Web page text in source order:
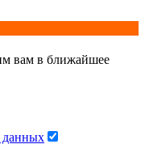
вам в ближайшее
данных